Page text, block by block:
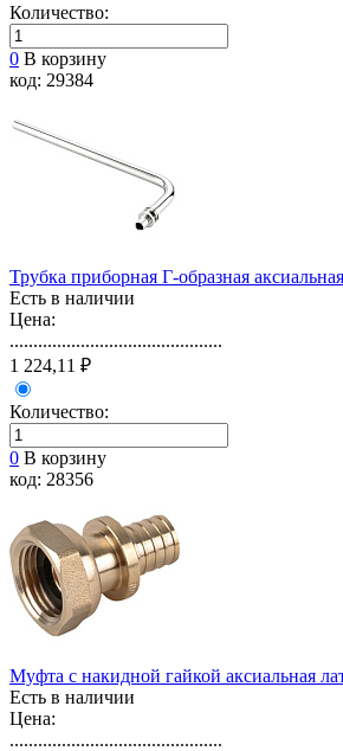
Количество:
0 В корзину
код: 29384
Трубка приборная Г-образная
Есть в наличии
Цена:
.............................................
1 224,11 ₽
Количество:
0 В корзину
код: 28356
Муфта с накидной гайкой аксиальная
Есть в наличии
Цена:
.............................................